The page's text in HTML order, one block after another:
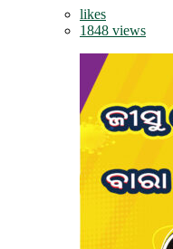
likes
1848 views